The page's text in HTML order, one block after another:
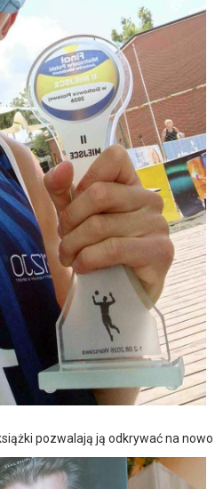
pozwalają ją odkrywać na nowo